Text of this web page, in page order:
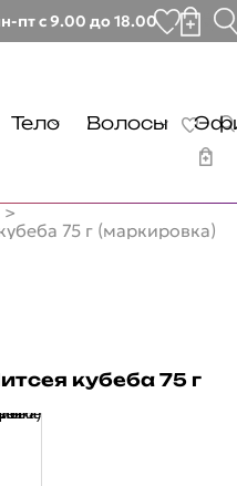
пт с 9.00 до 18.00
Тело
Уход
Волосы
75 г (маркировка)
кубеба 75 г